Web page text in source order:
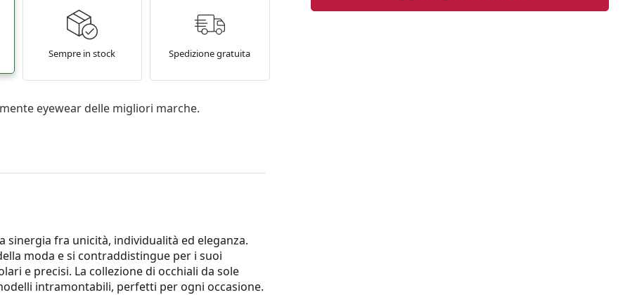
Sempre in stock Spedizione gratuita
eyewear delle migliori marche.
sinergia fra unicità, individualità ed eleganza.
moda e si contraddistingue per i suoi
e precisi. La collezione di occhiali da sole
intramontabili, perfetti per ogni occasione.